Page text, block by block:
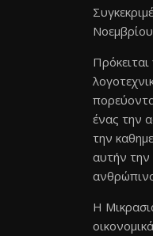
ένας την
την
αυτήν την
Η